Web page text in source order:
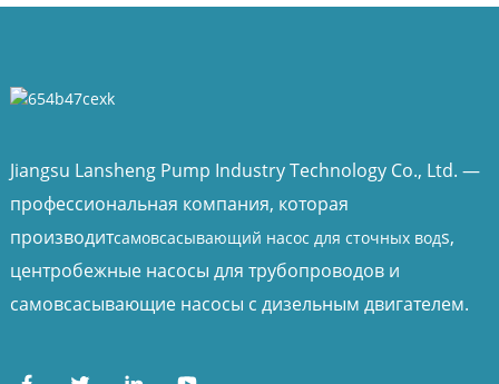
Jiangsu Lansheng Pump Industry Technology Co., Ltd. —
профессиональная компания, которая
производитсамовсасывающий насос для сточных водs,
центробежные насосы для трубопроводов и
самовсасывающие насосы с дизельным двигателем.